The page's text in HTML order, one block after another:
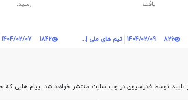
826
یافت.
1404/02/09 تیم های ملی | روابط عمومی 1842
رسید.
1404/02/07
توسط فدراسيون در وب سایت منتشر خواهد شد. پیام هایی که